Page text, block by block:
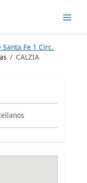
Fe 1 Circ.
CALZIA